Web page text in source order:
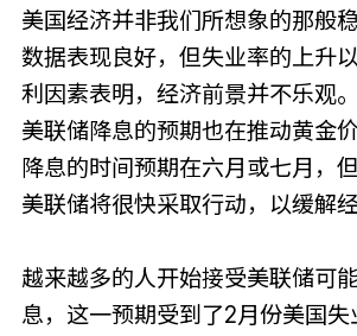
美国经济并非我们所想象的那般
数据表现良好，但失业率的上升
利因素表明，经济前景并不乐观
美联储降息的预期也在推动黄金
降息的时间预期在六月或七月，
美联储将很快采取行动，以缓解经
越来越多的人开始接受美联储可
息，这一预期受到了2月份美国